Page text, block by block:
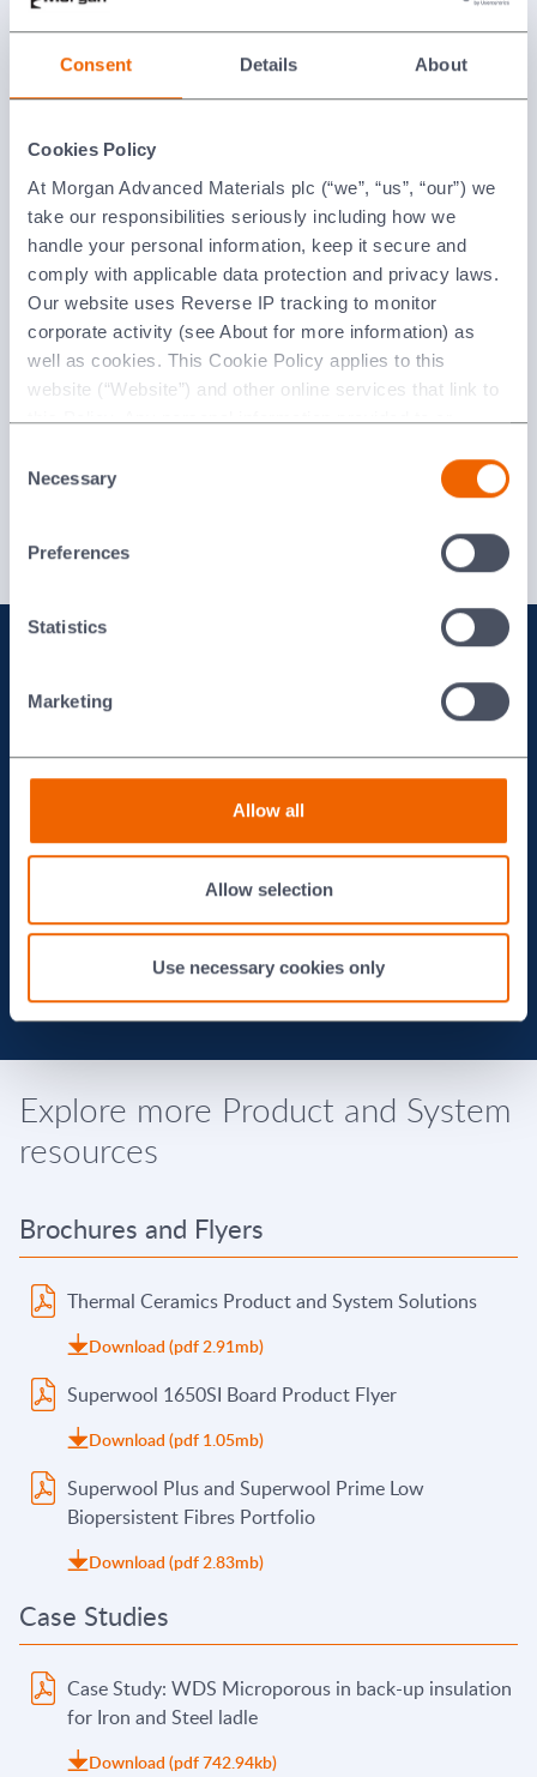
Consent Details About
Cookies Policy
At Morgan Advanced Materials plc (“we”, “us”, “our”) we
take our responsibilities seriously including how we
handle your personal information, keep it secure and
comply with applicable data protection and privacy laws.
Our website uses Reverse IP tracking to monitor
corporate activity (see About for more information) as
well as cookies. This Cookie Policy applies to this
website (“Website”) and other online services that link to
this Policy. Any personal information provided to or
Advanced Materials plc as the data controller.
Selection
Necessary
Preferences
Statistics
Marketing
Allow all
Allow selection
Use necessary cookies only
Inorganic Boards
Morgan Blanket 제품을 통해 차이
를 만드는 산업
Iron & Steel
Ceramic and Glass
Aluminium
Explore more Product and System
resources
Brochures and Flyers
Thermal Ceramics Product and System Solutions
Download (pdf 2.91mb)
Superwool 1650SI Board Product Flyer
Download (pdf 1.05mb)
Superwool Plus and Superwool Prime Low
Biopersistent Fibres Portfolio
Download (pdf 2.83mb)
Case Studies
Case Study: WDS Microporous in back-up insulation
for Iron and Steel ladle
Download (pdf 742.94kb)